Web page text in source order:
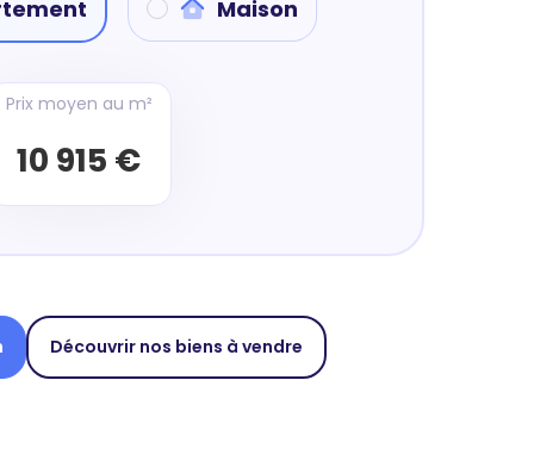
Maison
Prix moyen au m²
10 915 €
Découvrir nos biens à vendre